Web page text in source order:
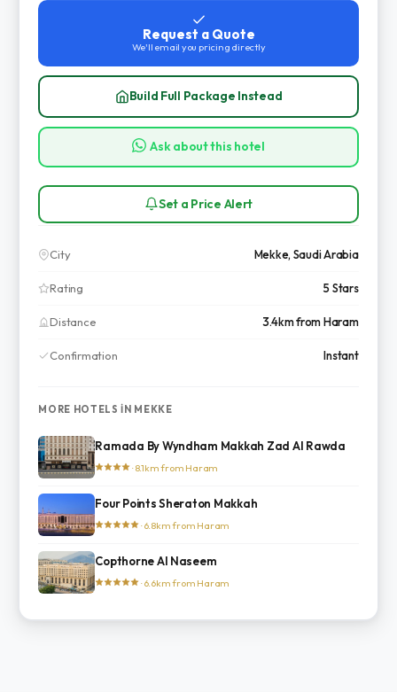
Request a Quote
We'll email you pricing directly
Build Full Package Instead
Ask about this hotel
Set a Price Alert
City Mekke, Saudi Arabia
Rating 5 Stars
Distance 3.4km from Haram
Confirmation Instant
MORE HOTELS IN MEKKE
Ramada By Wyndham Makkah Zad Al Rawda
· 8.1km from Haram
Four Points Sheraton Makkah
· 6.8km from Haram
Copthorne Al Naseem
· 6.6km from Haram